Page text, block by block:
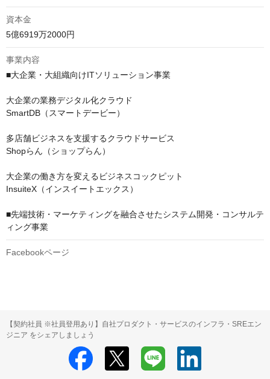
資本金
5億6919万2000円
事業内容
■大企業・大組織向けITソリューション事業
大企業の業務デジタル化クラウド
SmartDB（スマートデービー）
多店舗ビジネスを支援するクラウドサービス​
Shopらん（ショップらん）
大企業の働き方を変えるビジネスコックピット
InsuiteX（インスイートエックス）
■先端技術・マーケティングを融合させたシステム開発・コンサルテ
ィング事業
Facebookページ
【契約社員 ※社員登用あり】自社プロダクト・サービスのインフラ・SREエン
ジニア をシェアしましょう